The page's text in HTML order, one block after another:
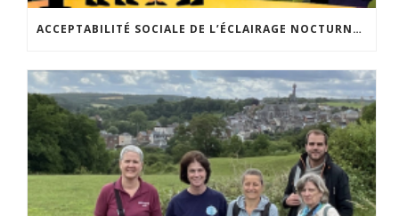
ACCEPTABILITÉ SOCIALE DE L’ÉCLAIRAGE NOCTURNE : LE REPLAY EST DISPONIBLE